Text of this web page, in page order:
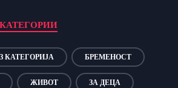
КАТЕГОРИИ
КАТЕГОРИЈА БРЕМЕНОСТ
ЖИВОТ ЗА ДЕЦА